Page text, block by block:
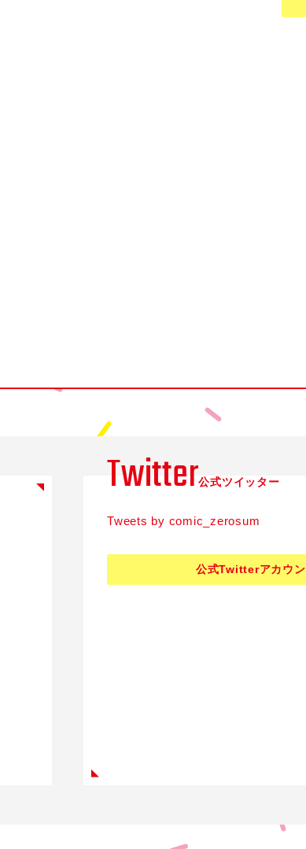
Twitter公式ツイッター
Tweets by comic_zerosum
公式Twitterアカウン